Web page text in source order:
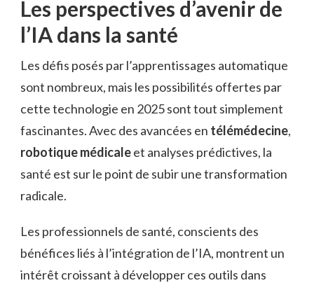
Les perspectives d’avenir de
l’IA dans la santé
Les défis posés par l’apprentissages automatique
sont nombreux, mais les possibilités offertes par
cette technologie en 2025 sont tout simplement
fascinantes. Avec des avancées en télémédecine,
robotique médicaleet analyses prédictives, la
santé est sur le point de subir une transformation
radicale.
Les professionnels de santé, conscients des
bénéfices liés à l’intégration de l’IA, montrent un
intérêt croissant à développer ces outils dans